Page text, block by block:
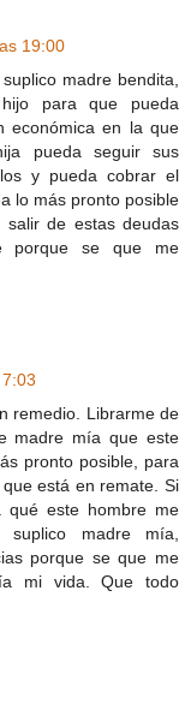
19:00
madre bendita,
para que pueda
económica en la que
pueda seguir sus
y pueda cobrar el
lo más pronto posible
de estas deudas
porque se que me
remedio. Librarme de
madre mía que este
pronto posible, para
está en remate. Si
qué este hombre me
madre mía,
porque se que me
mi vida. Que todo